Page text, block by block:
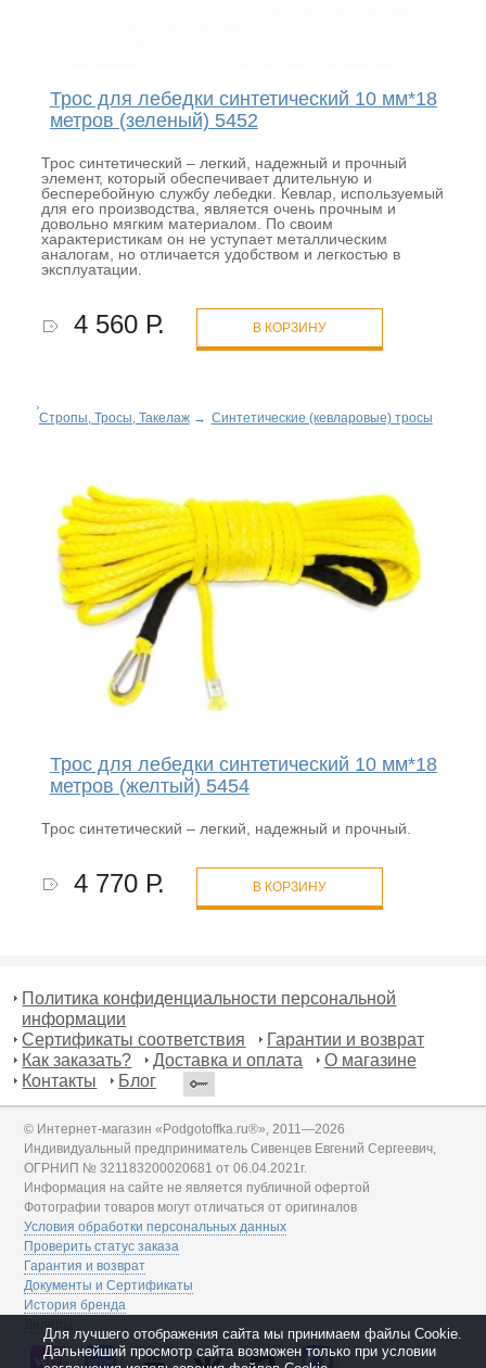
Трос для лебедки синтетический 10 мм*18
метров (зеленый) 5452
Трос синтетический – легкий, надежный и прочный
элемент, который обеспечивает длительную и
бесперебойную службу лебедки. Кевлар, используемый
для его производства, является очень прочным и
довольно мягким материалом. По своим
характеристикам он не уступает металлическим
аналогам, но отличается удобством и легкостью в
эксплуатации.
4 560 Р. В КОРЗИНУ
Стропы, Тросы, Такелаж→ Синтетические (кевларовые) тросы
Трос для лебедки синтетический 10 мм*18
метров (желтый) 5454
Трос синтетический – легкий, надежный и прочный.
4 770 Р. В КОРЗИНУ
Политика конфиденциальности персональной
информации
Сертификаты соответствия
Гарантии и возврат
Как заказать?
Доставка и оплата
О магазине
Контакты
Блог
© Интернет-магазин «Podgotoffka.ru®», 2011—2026
Индивидуальный предприниматель Сивенцев Евгений Сергеевич,
ОГРНИП № 321183200020681 от 06.04.2021г.
Информация на сайте не является публичной офертой
Фотографии товаров могут отличаться от оригиналов
Условия обработки персональных данных
Проверить статус заказа
Гарантия и возврат
Документы и Сертификаты
История бренда
Дилеры
Для лучшего отображения сайта мы принимаем файлы Cookie.
Дальнейший просмотр сайта возможен только при условии